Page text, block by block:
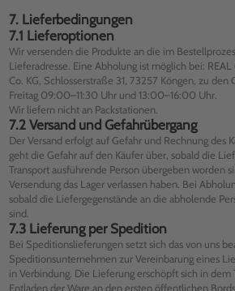
7. Lieferbedingungen
7.1 Lieferoptionen
Wir versenden die Produkte an die im
Lieferadresse. Eine Abholung ist möglich bei:
Co. KG, Schlosserstraße 31, 73257 Köngen, zu
Freitag 09:00–11:30 Uhr und 13:00–16:00 Uhr.
Wir liefern nicht an Packstationen.
7.2 Versand und Gefahrübergang
Der Versand erfolgt auf Gefahr und Rechnung des
geht die Gefahr auf den Käufer über, sobald die
Transport ausführende Person übergeben worden
Versendung das Lager verlassen haben. Bei
sobald die Liefergegenstände an die abholende
sind.
7.3 Lieferung per Spedition
Bei Speditionslieferungen setzt sich das von uns
Speditionsunternehmen zur Vereinbarung eines
in Verbindung. Die Lieferung erschöpft sich in dem
Entladen der Ware an den ersten öffentlichen